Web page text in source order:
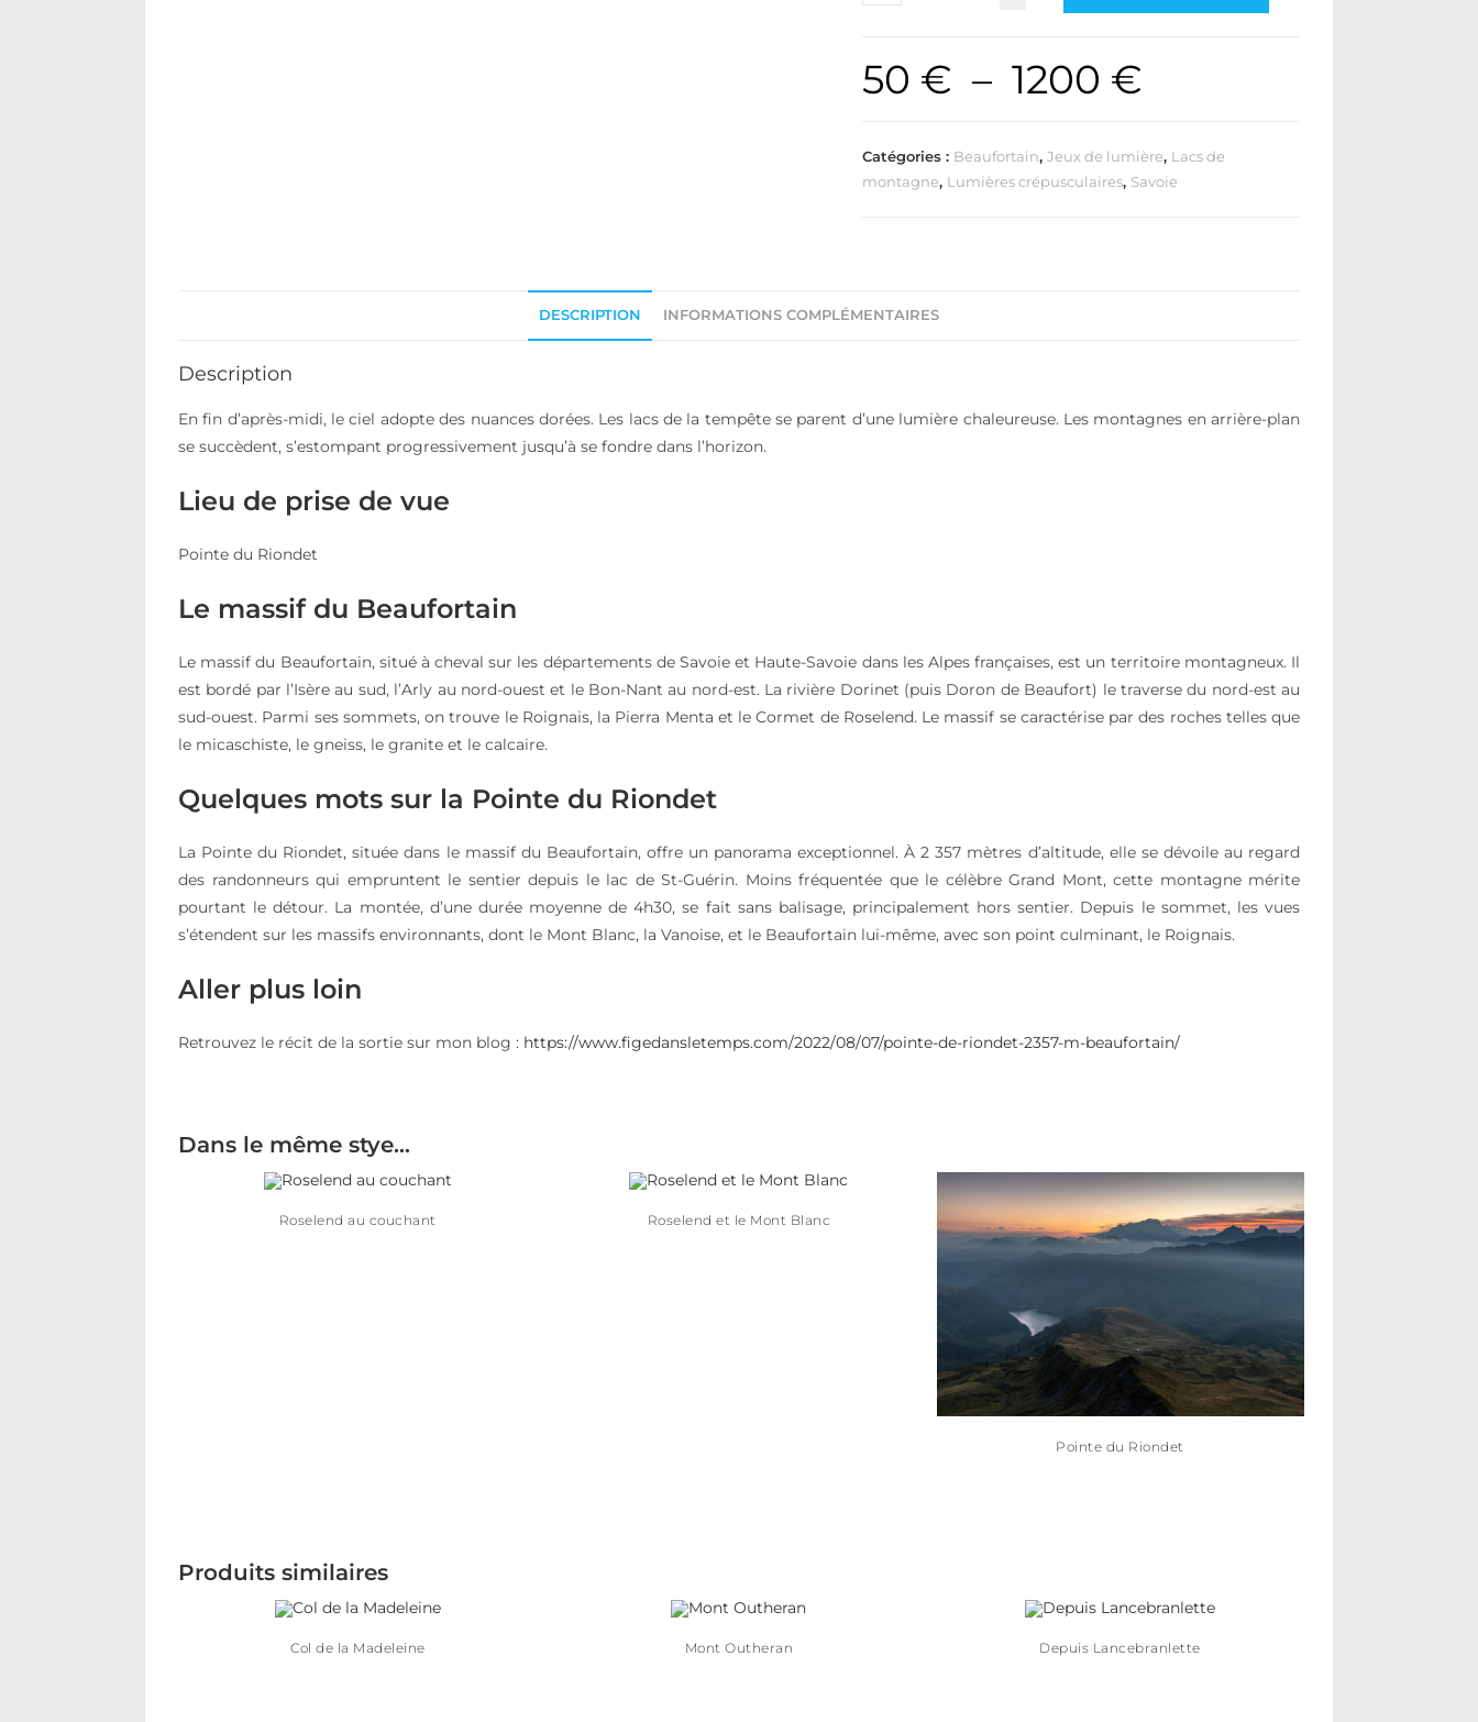
50 € – 1200 €
Catégories : Beaufortain,Jeux de lumière, Lacs de
montagne, Lumières crépusculaires, Savoie
DESCRIPTION INFORMATIONS COMPLÉMENTAIRES
Description
En fin d’après-midi, le ciel adopte des nuances dorées. Les lacs de la tempête se parent d’une lumière chaleureuse. Les montagnes en arrière-plan
se succèdent, s’estompant progressivement jusqu’à se fondre dans l’horizon.
Lieu de prise de vue
Pointe du Riondet
Le massif du Beaufortain
Le massif du Beaufortain, situé à cheval sur les départements de Savoie et Haute-Savoie dans les Alpes françaises, est un territoire montagneux. Il
est bordé par l’Isère au sud, l’Arly au nord-ouest et le Bon-Nant au nord-est. La rivière Dorinet (puis Doron de Beaufort) le traverse du nord-est au
sud-ouest. Parmi ses sommets, on trouve le Roignais, la Pierra Menta et le Cormet de Roselend. Le massif se caractérise par des roches telles que
le micaschiste, le gneiss, le granite et le calcaire.
Quelques mots sur la Pointe du Riondet
La Pointe du Riondet, située dans le massif du Beaufortain, offre un panorama exceptionnel. À 2 357 mètres d’altitude, elle se dévoile au regard
des randonneurs qui empruntent le sentier depuis le lac de St-Guérin. Moins fréquentée que le célèbre Grand Mont, cette montagne mérite
pourtant le détour. La montée, d’une durée moyenne de 4h30, se fait sans balisage, principalement hors sentier. Depuis le sommet, les vues
s’étendent sur les massifs environnants, dont le Mont Blanc, la Vanoise, et le Beaufortain lui-même, avec son point culminant, le Roignais.
Aller plus loin
Retrouvez le récit de la sortie sur mon blog : https://www.figedansletemps.com/2022/08/07/pointe-de-riondet-2357-m-beaufortain/
Dans le même stye…
Roselend au couchant Roselend et le Mont Blanc
Pointe du Riondet
Produits similaires
Col de la Madeleine Mont Outheran Depuis Lancebranlette